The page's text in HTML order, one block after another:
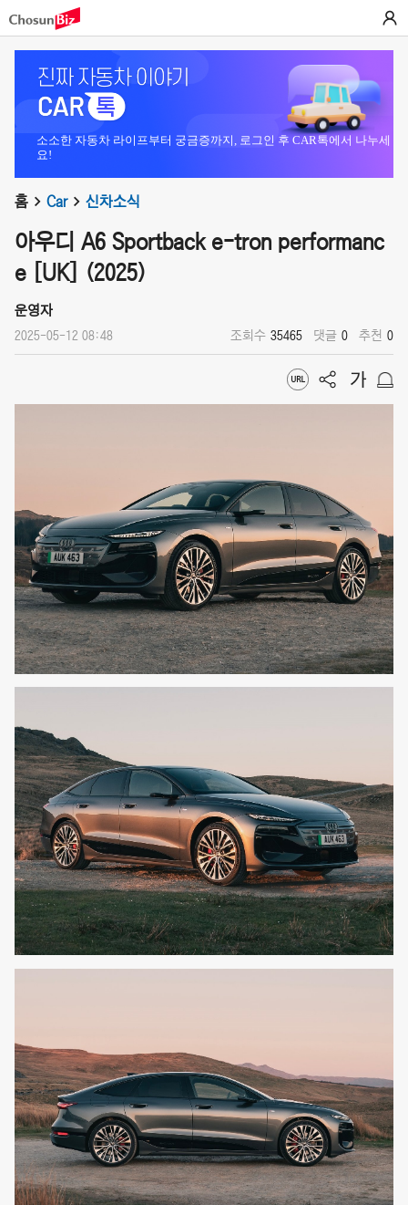
소소한 자동차 라이프부터 궁금증까지, 로그인 후 CAR톡에서 나누세
요!
홈 Car 신차소식
아우디 A6 Sportback e-tron performanc
e [UK] (2025)
운영자
2025-05-12 08:48 조회수 35465 댓글 0 추천 0